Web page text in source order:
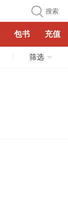
搜索
包书 充值
筛选